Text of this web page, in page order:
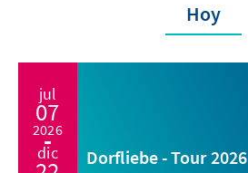
Hoy
jul
07
2026
dic Dorfliebe - Tour 2026